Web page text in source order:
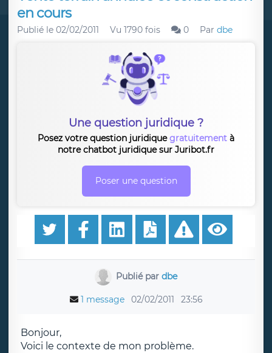
en cours
Publié le 02/02/2011 Vu 1790 fois 0 Par dbe
Une question juridique ?
Posez votre question juridiquegratuitement à
notre chatbot juridique sur Juribot.fr
Poser une question
Publié pardbe
1 message 02/02/2011 23:56
Bonjour,
Voici le contexte de mon problème.